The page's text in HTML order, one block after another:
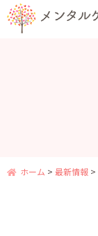
ホーム > 最新情報 >